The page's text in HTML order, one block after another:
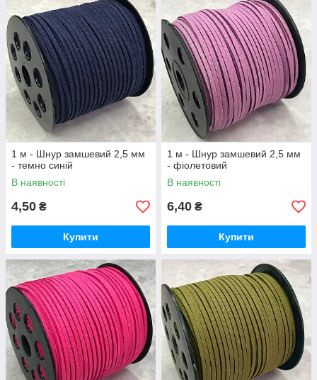
1 м - Шнур замшевий 2,5 мм
- темно синій
В наявності
4,50 ₴
Купити
1 м - Шнур замшевий 2,5 мм
- фіолетовий
В наявності
6,40 ₴
Купити